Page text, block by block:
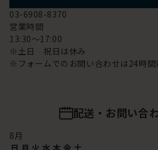
03-6908-8370
営業時間
13:30～17:00
※土日 祝日は休み
※フォームでのお問い合わせは24時間
配送・お問い合
8月